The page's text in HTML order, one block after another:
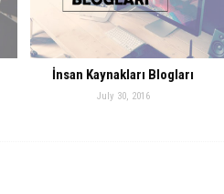
İnsan Kaynakları Blogları
July 30, 2016